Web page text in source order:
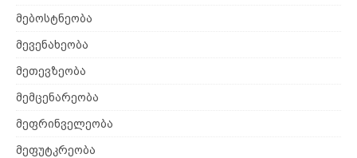
მებოსტნეობა
მევენახეობა
მეთევზეობა
მემცენარეობა
მეფრინველეობა
მეფუტკრეობა